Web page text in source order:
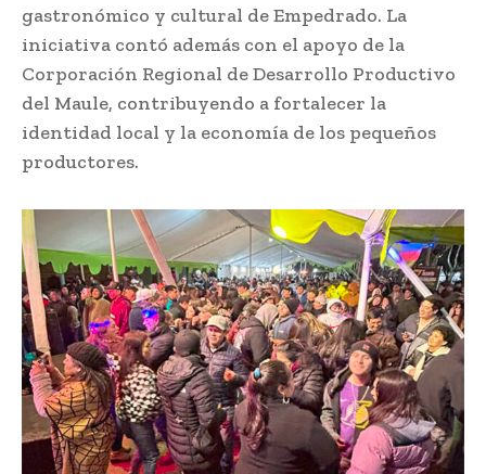
gastronómico y cultural de Empedrado. La
iniciativa contó además con el apoyo de la
Corporación Regional de Desarrollo Productivo
del Maule, contribuyendo a fortalecer la
identidad local y la economía de los pequeños
productores.